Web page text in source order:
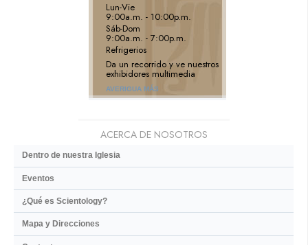
Lun-Vie
9:00a.m. - 10:00p.m.
Sáb-Dom
9:00a.m. - 7:00p.m.
Refrigerios
Da un recorrido y ve nuestros
exhibidores multimedia
AVERIGUA MÁS
ACERCA DE NOSOTROS
Dentro de nuestra Iglesia
Eventos
¿Qué es Scientology?
Mapa y Direcciones